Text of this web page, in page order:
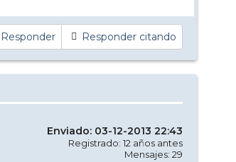
Responder Responder citando
Enviado: 03-12-2013 22:43
Registrado: 12 años antes
Mensajes: 29